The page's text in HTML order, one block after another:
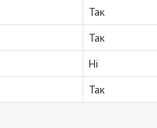
Так
Так
Ні
Так